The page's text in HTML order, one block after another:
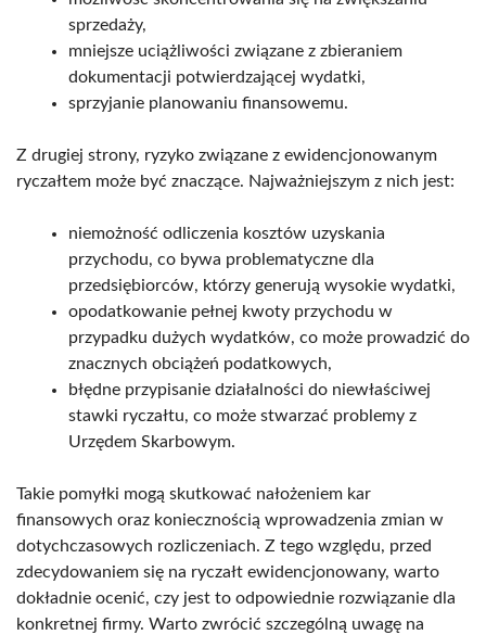
sprzedaży,
mniejsze uciążliwości związane z zbieraniem
dokumentacji potwierdzającej wydatki,
sprzyjanie planowaniu finansowemu.
Z drugiej strony, ryzyko związane z ewidencjonowanym
ryczałtem może być znaczące. Najważniejszym z nich jest:
niemożność odliczenia kosztów uzyskania
przychodu, co bywa problematyczne dla
przedsiębiorców, którzy generują wysokie wydatki,
opodatkowanie pełnej kwoty przychodu w
przypadku dużych wydatków, co może prowadzić do
znacznych obciążeń podatkowych,
błędne przypisanie działalności do niewłaściwej
stawki ryczałtu, co może stwarzać problemy z
Urzędem Skarbowym.
Takie pomyłki mogą skutkować nałożeniem kar
finansowych oraz koniecznością wprowadzenia zmian w
dotychczasowych rozliczeniach. Z tego względu, przed
zdecydowaniem się na ryczałt ewidencjonowany, warto
dokładnie ocenić, czy jest to odpowiednie rozwiązanie dla
konkretnej firmy. Warto zwrócić szczególną uwagę na